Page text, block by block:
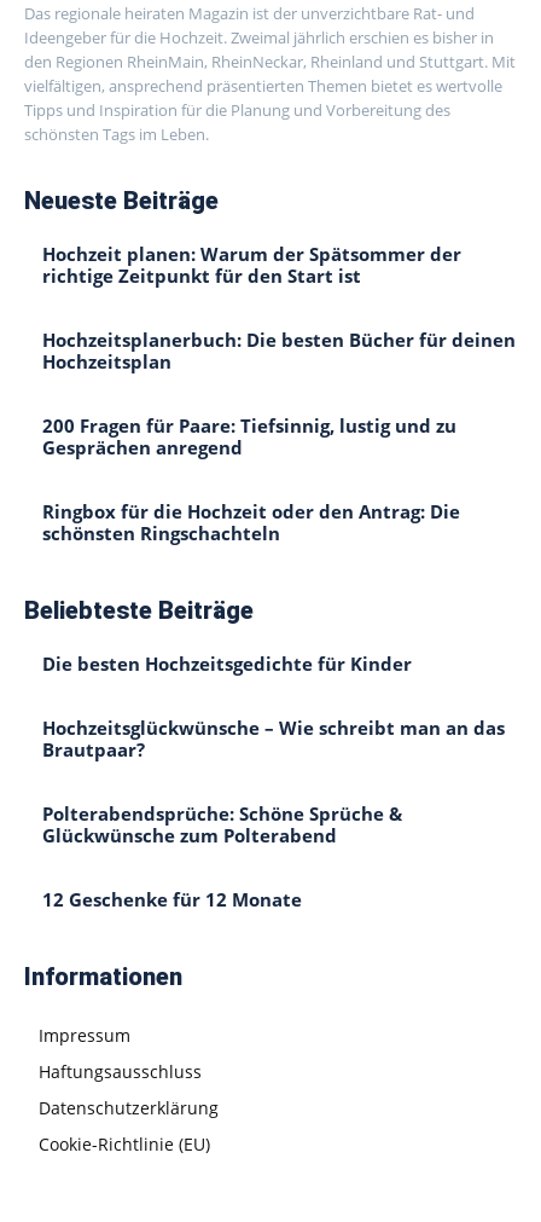
Das regionale heiraten Magazin ist der unverzichtbare Rat- und
Ideengeber für die Hochzeit. Zweimal jährlich erschien es bisher in
den Regionen RheinMain, RheinNeckar, Rheinland und Stuttgart. Mit
vielfältigen, ansprechend präsentierten Themen bietet es wertvolle
Tipps und Inspiration für die Planung und Vorbereitung des
schönsten Tags im Leben.
Neueste Beiträge
Hochzeit planen: Warum der Spätsommer der
richtige Zeitpunkt für den Start ist
Hochzeitsplanerbuch: Die besten Bücher für deinen
Hochzeitsplan
200 Fragen für Paare: Tiefsinnig, lustig und zu
Gesprächen anregend
Ringbox für die Hochzeit oder den Antrag: Die
schönsten Ringschachteln
Beliebteste Beiträge
Die besten Hochzeitsgedichte für Kinder
Hochzeitsglückwünsche – Wie schreibt man an das
Brautpaar?
Polterabendsprüche: Schöne Sprüche &
Glückwünsche zum Polterabend
12 Geschenke für 12 Monate
Informationen
Impressum
Haftungsausschluss
Datenschutzerklärung
Cookie-Richtlinie (EU)